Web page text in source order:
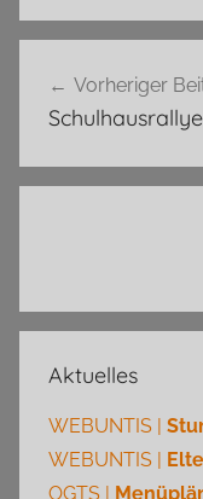
Vorheriger
Aktuelles
WEBUNTIS |
WEBUNTIS |
OGTS |